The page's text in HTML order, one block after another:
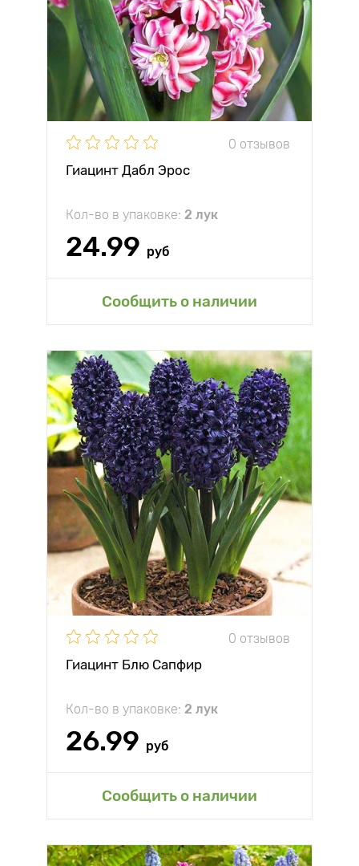
0 отзывов
Гиацинт Дабл Эрос
Кол-во в упаковке: 2 лук
24.99 руб
Сообщить о наличии
0 отзывов
Гиацинт Блю Сапфир
Кол-во в упаковке: 2 лук
26.99 руб
Сообщить о наличии